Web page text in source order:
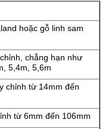
hoặc gỗ linh sam
chẳng hạn như
5,4m, 5,6m
chỉnh từ 14mm đến
từ 6mm đến 106mm